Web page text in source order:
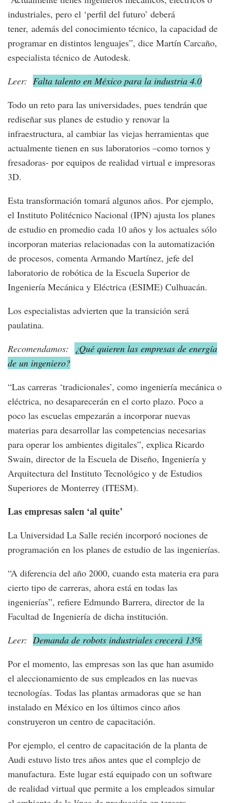
industriales, pero el ‘perfil del futuro’ deberá
tener, además del conocimiento técnico, la capacidad de
programar en distintos lenguajes”, dice Martín Carcaño,
especialista técnico de Autodesk.
Leer: Falta talento en México para la industria 4.0
Todo un reto para las universidades, pues tendrán que
rediseñar sus planes de estudio y renovar la
infraestructura, al cambiar las viejas herramientas que
actualmente tienen en sus laboratorios –como tornos y
fresadoras- por equipos de realidad virtual e impresoras
3D.
Esta transformación tomará algunos años. Por ejemplo,
el Instituto Politécnico Nacional (IPN) ajusta los planes
de estudio en promedio cada 10 años y los actuales sólo
incorporan materias relacionadas con la automatización
de procesos, comenta Armando Martínez, jefe del
laboratorio de robótica de la Escuela Superior de
Ingeniería Mecánica y Eléctrica (ESIME) Culhuacán.
Los especialistas advierten que la transición será
paulatina.
Recomendamos:
¿Qué quieren las empresas de energía
de un ingeniero?
“Las carreras ‘tradicionales’, como ingeniería mecánica o
eléctrica, no desaparecerán en el corto plazo. Poco a
poco las escuelas empezarán a incorporar nuevas
materias para desarrollar las competencias necesarias
para operar los ambientes digitales”, explica Ricardo
Swain, director de la Escuela de Diseño, Ingeniería y
Arquitectura del Instituto Tecnológico y de Estudios
Superiores de Monterrey (ITESM).
Las empresas salen ‘al quite’
La Universidad La Salle recién incorporó nociones de
programación en los planes de estudio de las ingenierías.
“A diferencia del año 2000, cuando esta materia era para
cierto tipo de carreras, ahora está en todas las
ingenierías”, refiere Edmundo Barrera, director de la
Facultad de Ingeniería de dicha institución.
Leer: Demanda de robots industriales crecerá 13%
Por el momento, las empresas son las que han asumido
el aleccionamiento de sus empleados en las nuevas
tecnologías. Todas las plantas armadoras que se han
instalado en México en los últimos cinco años
construyeron un centro de capacitación.
Por ejemplo, el centro de capacitación de la planta de
Audi estuvo listo tres años antes que el complejo de
manufactura. Este lugar está equipado con un software
de realidad virtual que permite a los empleados simular